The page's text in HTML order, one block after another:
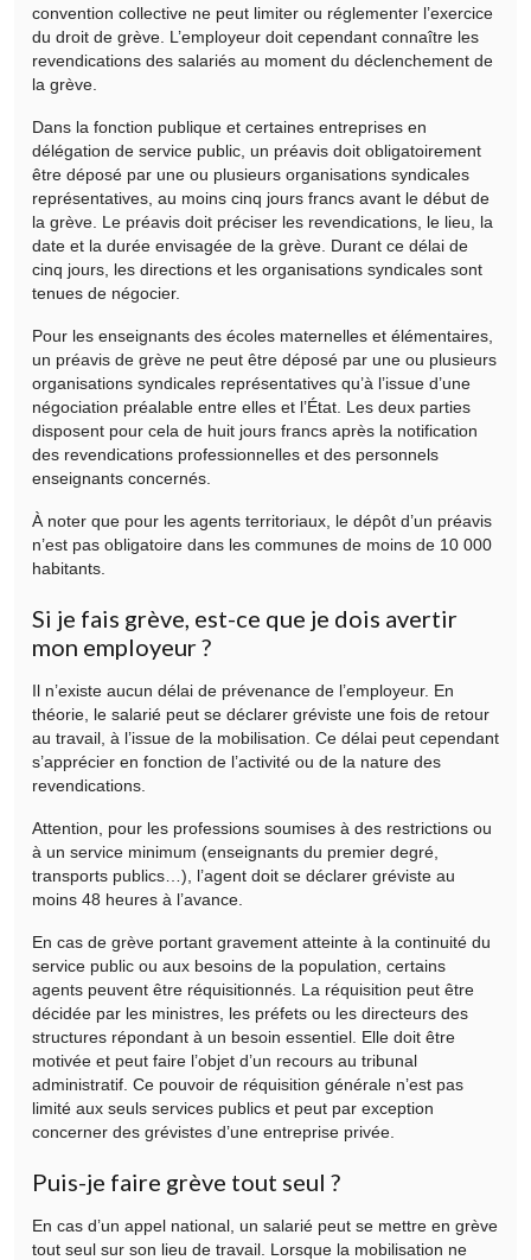
convention collective ne peut limiter ou réglementer l’exercice
du droit de grève. L’employeur doit cependant connaître les
revendications des salariés au moment du déclenchement de
la grève.
Dans la fonction publique et certaines entreprises en
délégation de service public, un préavis doit obligatoirement
être déposé par une ou plusieurs organisations syndicales
représentatives, au moins cinq jours francs avant le début de
la grève. Le préavis doit préciser les revendications, le lieu, la
date et la durée envisagée de la grève. Durant ce délai de
cinq jours, les directions et les organisations syndicales sont
tenues de négocier.
Pour les enseignants des écoles maternelles et élémentaires,
un préavis de grève ne peut être déposé par une ou plusieurs
organisations syndicales représentatives qu’à l’issue d’une
négociation préalable entre elles et l’État. Les deux parties
disposent pour cela de huit jours francs après la notification
des revendications professionnelles et des personnels
enseignants concernés.
À noter que pour les agents territoriaux, le dépôt d’un préavis
n’est pas obligatoire dans les communes de moins de 10 000
habitants.
Si je fais grève, est-ce que je dois avertir
mon employeur ?
Il n’existe aucun délai de prévenance de l’employeur. En
théorie, le salarié peut se déclarer gréviste une fois de retour
au travail, à l’issue de la mobilisation. Ce délai peut cependant
s’apprécier en fonction de l’activité ou de la nature des
revendications.
Attention, pour les professions soumises à des restrictions ou
à un service minimum (enseignants du premier degré,
transports publics…), l’agent doit se déclarer gréviste au
moins 48 heures à l’avance.
En cas de grève portant gravement atteinte à la continuité du
service public ou aux besoins de la population, certains
agents peuvent être réquisitionnés. La réquisition peut être
décidée par les ministres, les préfets ou les directeurs des
structures répondant à un besoin essentiel. Elle doit être
motivée et peut faire l’objet d’un recours au tribunal
administratif. Ce pouvoir de réquisition générale n’est pas
limité aux seuls services publics et peut par exception
concerner des grévistes d’une entreprise privée.
Puis-je faire grève tout seul ?
En cas d’un appel national, un salarié peut se mettre en grève
tout seul sur son lieu de travail. Lorsque la mobilisation ne